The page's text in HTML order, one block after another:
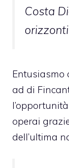
Costa
Entusiasmo
ad di
operai
dell’ultima